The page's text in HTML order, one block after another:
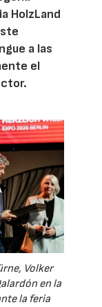
HolzLand
a las
el
Volker
en la
la feria